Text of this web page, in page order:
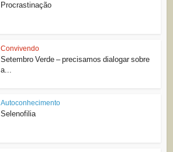
Procrastinação
Convivendo
Setembro Verde – precisamos dialogar sobre
a...
Autoconhecimento
Selenofilia